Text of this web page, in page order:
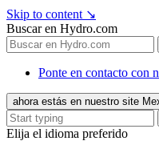
Skip to content ↘
Buscar en Hydro.com
Ponte en contacto con
ahora estás en nuestro site
Elija el idioma preferido